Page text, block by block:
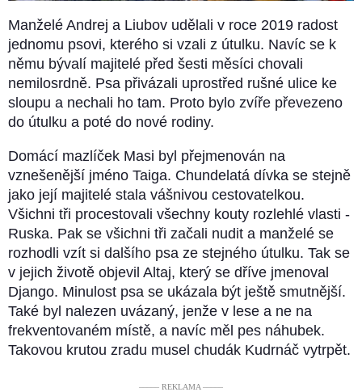
Manželé Andrej a Liubov udělali v roce 2019 radost
jednomu psovi, kterého si vzali z útulku. Navíc se k
němu bývalí majitelé před šesti měsíci chovali
nemilosrdně. Psa přivázali uprostřed rušné ulice ke
sloupu a nechali ho tam. Proto bylo zvíře převezeno
do útulku a poté do nové rodiny.
Domácí mazlíček Masi byl přejmenován na
vznešenější jméno Taiga. Chundelatá dívka se stejně
jako její majitelé stala vášnivou cestovatelkou.
Všichni tři procestovali všechny kouty rozlehlé vlasti -
Ruska. Pak se všichni tři začali nudit a manželé se
rozhodli vzít si dalšího psa ze stejného útulku. Tak se
v jejich životě objevil Altaj, který se dříve jmenoval
Django. Minulost psa se ukázala být ještě smutnější.
Také byl nalezen uvázaný, jenže v lese a ne na
frekventovaném místě, a navíc měl pes náhubek.
Takovou krutou zradu musel chudák Kudrnáč vytrpět.
––––– REKLAMA –––––